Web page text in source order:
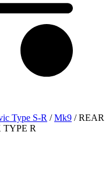
Type S-R /Mk9 / REAR
R